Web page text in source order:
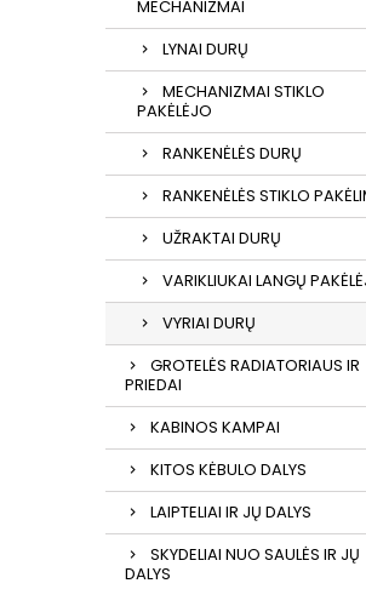
MECHANIZMAI
LYNAI DURŲ
MECHANIZMAI STIKLO
PAKĖLĖJO
RANKENĖLĖS DURŲ
RANKENĖLĖS STIKLO
UŽRAKTAI DURŲ
VARIKLIUKAI LANGŲ
VYRIAI DURŲ
GROTELĖS RADIATORIAUS IR
PRIEDAI
KABINOS KAMPAI
KITOS KĖBULO DALYS
LAIPTELIAI IR JŲ DALYS
SKYDELIAI NUO SAULĖS IR JŲ
DALYS